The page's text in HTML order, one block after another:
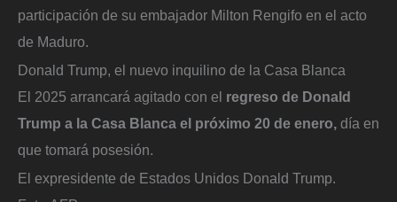
participación de su embajador Milton Rengifo en el acto
de Maduro.
Donald Trump, el nuevo inquilino de la Casa Blanca
El 2025 arrancará agitado con el regreso de Donald
Trump a la Casa Blanca el próximo 20 de enero, día en
que tomará posesión.
El expresidente de Estados Unidos Donald Trump.